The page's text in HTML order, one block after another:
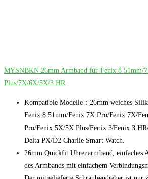
MYSNBKN 26mm Armband für Fenix 8 51mm/
Plus/7X/6X/5X/3 HR
Kompatible Modelle：26mm weiches
Fenix 8 51mm/Fenix 7X Pro/Fenix 7X/
Pro/Fenix 5X/5X Plus/Fenix 3/Fenix 3
Delta PX/D2 Charlie Smart Watch.
26mm Quickfit Uhrenarmband, einfaches
des Armbands mit einfachem